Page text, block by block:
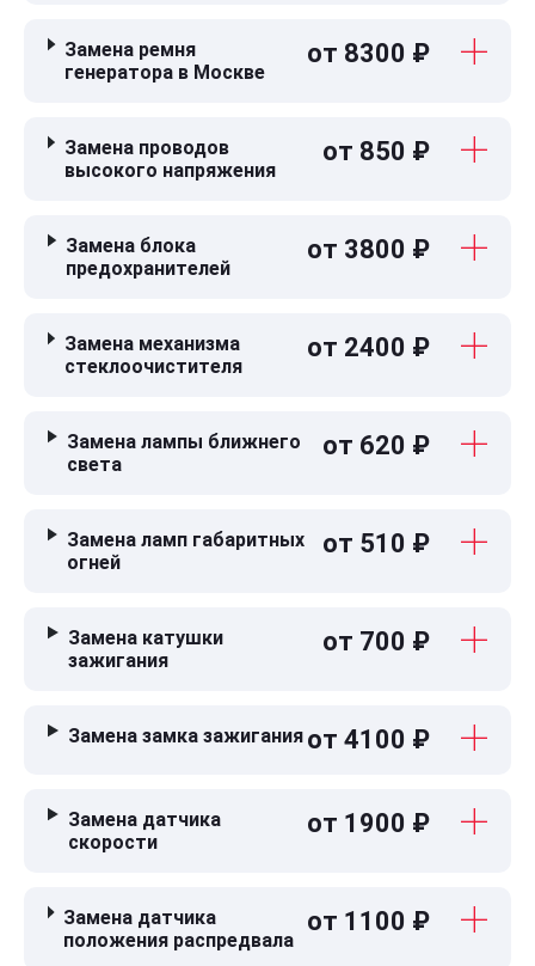
Замена ремня
генератора в Москве
от 8300 ₽
Замена проводов
высокого напряжения
от 850 ₽
Замена блока
предохранителей
от 3800 ₽
Замена механизма
стеклоочистителя
от 2400 ₽
Замена лампы ближнего
света
от 620 ₽
Замена ламп габаритных
огней
от 510 ₽
Замена катушки
зажигания
от 700 ₽
Замена замка зажигания от 4100 ₽
Замена датчика
скорости
от 1900 ₽
Замена датчика
положения распредвала
от 1100 ₽